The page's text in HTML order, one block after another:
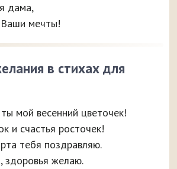
дама,
Ваши мечты!
в стихах для
мой весенний цветочек!
и счастья росточек!
тебя поздравляю.
здоровья желаю.